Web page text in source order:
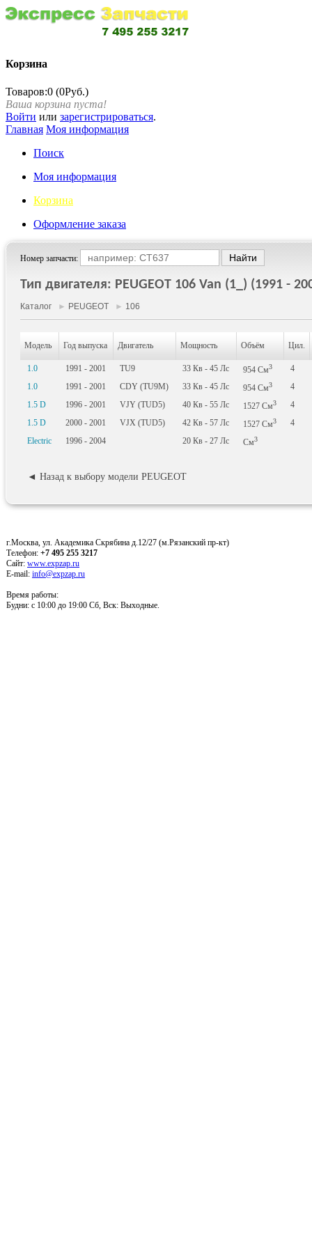
Корзина
Товаров:0 (0Руб.)
Ваша корзина пуста!
Войти или зарегистрироваться.
Главная Моя информация
Поиск
Моя информация
Корзина
Оформление заказа
Номер запчасти:
Тип двигателя: PEUGEOT 106 Van (1_) (1991 -
Каталог ► PEUGEOT ► 106
Модель Год выпуска Двигатель Мощность Объём Цил.
1.0 1991 - 2001 TU9 33 Кв - 45 Лс 954 См3
4
1.0
1991 - 2001 CDY (TU9M) 33 Кв - 45 Лс 954 См3
4
1.5 D
1996 - 2001 VJY (TUD5) 40 Кв - 55 Лс 1527 См3
4
1.5 D
2000 - 2001 VJX (TUD5) 42 Кв - 57 Лс 1527 См3
4
Electric
1996 - 2004 20 Кв - 27 Лс См3
◄ Назад к выбору модели PEUGEOT
г.Москва, ул. Академика Скрябина д.12/27 (м.Рязанский пр-кт)
Телефон: +7 495 255 3217
Сайт: www.expzap.ru
E-mail: info@expzap.ru
Время работы:
Будни: c 10:00 до 19:00 Сб, Вск: Выходные.